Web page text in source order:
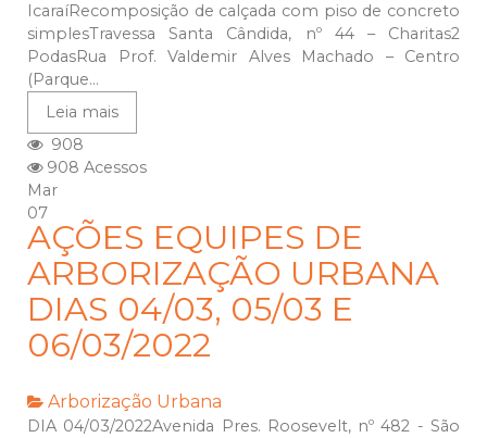
IcaraíRecomposição de calçada com piso de concreto
simplesTravessa Santa Cândida, nº 44 – Charitas2
PodasRua Prof. Valdemir Alves Machado – Centro
(Parque...
Leia mais
908
908 Acessos
Mar
07
AÇÕES EQUIPES DE
ARBORIZAÇÃO URBANA
DIAS 04/03, 05/03 E
06/03/2022
Arborização Urbana
DIA 04/03/2022Avenida Pres. Roosevelt, nº 482 - São